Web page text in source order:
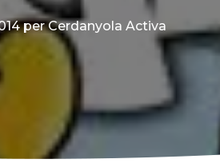
per Cerdanyola Activa